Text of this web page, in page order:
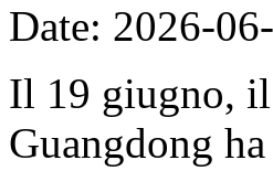
Date: 2026-
Il 19 giugno,
Guangdong